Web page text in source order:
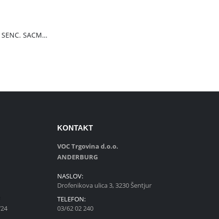
Pren.kli.8000btu SENC. SACMT8042C
KONTAKT
VOC Trgovina d.o.o.
ANDERBURG
NASLOV:
Drofenikova ulica 3, 3230 Šentjur
TELEFON:
03/62 02 240